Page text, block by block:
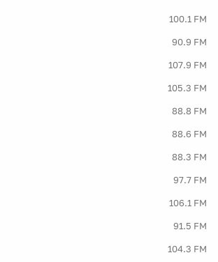
100.1 FM
90.9 FM
107.9 FM
105.3 FM
88.8 FM
88.6 FM
88.3 FM
97.7 FM
106.1 FM
91.5 FM
104.3 FM